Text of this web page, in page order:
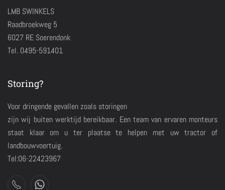
LMB SWINKELS
Raadbroekweg 5
6027 RE Soerendonk
Tel. 0495-591401
Storing?
Voor dringende gevallen zoals storingen
zijn wij buiten werktijd bereikbaar. Een team van ervaren monteurs
staat klaar om u ter plaatse te helpen met uw tractor of
landbouwvoertuig.
Tel:06-22423967